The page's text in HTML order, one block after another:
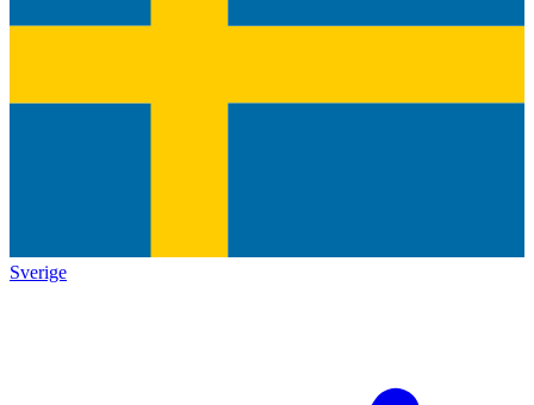
Sverige